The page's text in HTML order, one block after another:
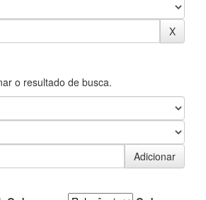
o resultado de busca.